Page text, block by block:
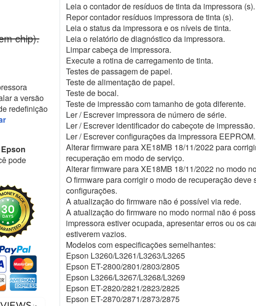
chip).
a versão
redefinição
Epson
pode
Leia o contador de resíduos de tinta da impressora (s).
Repor contador resíduos impressora de tinta (s).
Leia o status da impressora e os níveis de tinta.
Leia o relatório de diagnóstico da impressora.
Limpar cabeça de impressora.
Execute a rotina de carregamento de tinta.
Testes de passagem de papel.
Teste de alimentação de papel.
Teste de bocal.
Teste de impressão com tamanho de gota diferente.
Ler / Escrever impressora de número de série.
Ler / Escrever identificador do cabeçote de impressão.
Ler / Escrever configurações da impressora EEPROM.
Alterar firmware para XE18MB 18/11/2022 para
recuperação em modo de serviço.
Alterar firmware para XE18MB 18/11/2022 no modo
O firmware para corrigir o modo de recuperação deve
configurações.
A atualização do firmware não é possível via rede.
A atualização do firmware no modo normal não é
impressora estiver ocupada, apresentar erros ou os
estiverem vazios.
Modelos com especificações semelhantes:
Epson L3260/L3261/L3263/L3265
Epson ET-2800/2801/2803/2805
Epson L3266/L3267/L3268/L3269
Epson ET-2820/2821/2823/2825
Epson ET-2870/2871/2873/2875